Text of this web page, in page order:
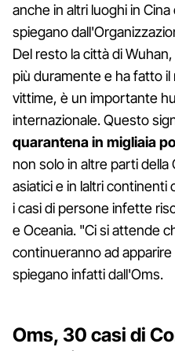
anche in altri luoghi in
spiegano
Del resto la città di
più duramente e ha fatto
vittime, è un importante
internazionale. Questo
quarantena in migliaia
non solo in altre parti della
asiatici e in laltri
i casi di persone infette
e Oceania. "Ci si attende
continueranno ad
spiegano infatti dall'Oms.
Oms, 30 casi di